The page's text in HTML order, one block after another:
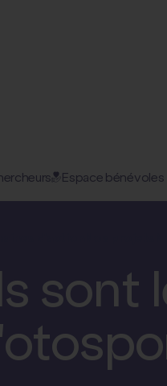
Espace bénévoles